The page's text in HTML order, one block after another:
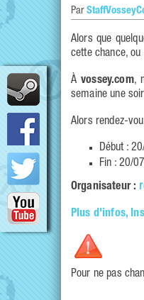
Par
Alors que
cette chance,
Àvossey.com,
semaine une
Alors rendez-
Début :
Fin : 20/
Organisateur :
Plus d'infos,
Pour ne pas